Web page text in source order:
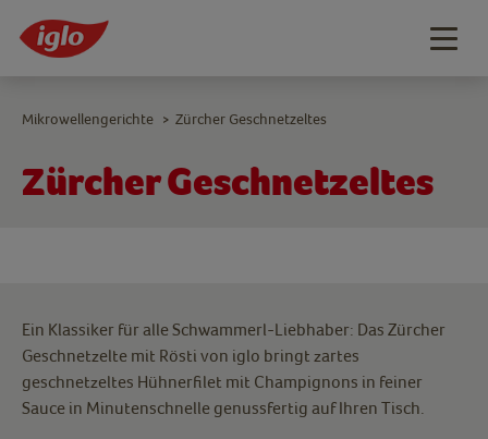
Zürcher Geschnetzeltes
Mikrowellengerichte > Zürcher Geschnetzeltes
Ein Klassiker für alle Schwammerl-Liebhaber: Das Zürcher
Geschnetzelte mit Rösti von iglo bringt zartes
geschnetzeltes Hühnerfilet mit Champignons in feiner
Sauce in Minutenschnelle genussfertig auf Ihren Tisch.